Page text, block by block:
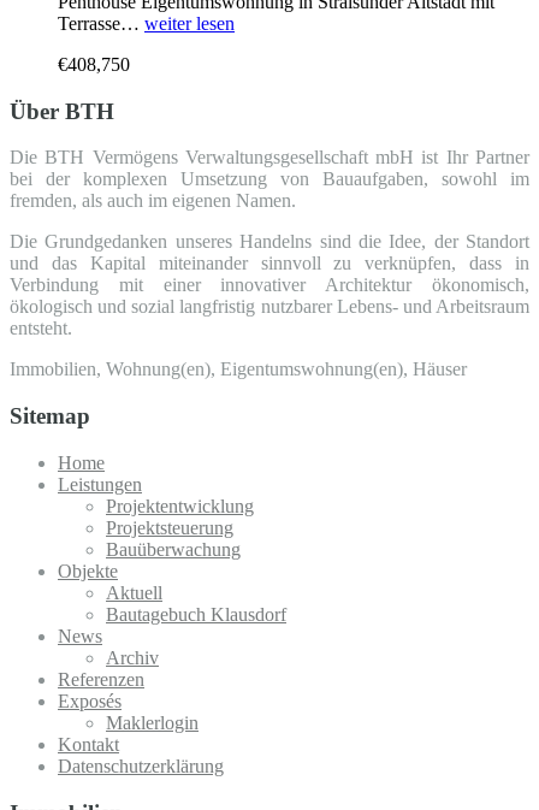
Terrasse… weiter lesen
€408,750
Über BTH
Die BTH Vermögens Verwaltungsgesellschaft mbH ist Ihr Partner
bei der komplexen Umsetzung von Bauaufgaben, sowohl im
fremden, als auch im eigenen Namen.
Die Grundgedanken unseres Handelns sind die Idee, der Standort
und das Kapital miteinander sinnvoll zu verknüpfen, dass in
Verbindung mit einer innovativer Architektur ökonomisch,
ökologisch und sozial langfristig nutzbarer Lebens- und Arbeitsraum
entsteht.
Immobilien, Wohnung(en), Eigentumswohnung(en), Häuser
Sitemap
Home
Leistungen
Projektentwicklung
Projektsteuerung
Bauüberwachung
Objekte
Aktuell
Bautagebuch Klausdorf
News
Archiv
Referenzen
Exposés
Maklerlogin
Kontakt
Datenschutzerklärung